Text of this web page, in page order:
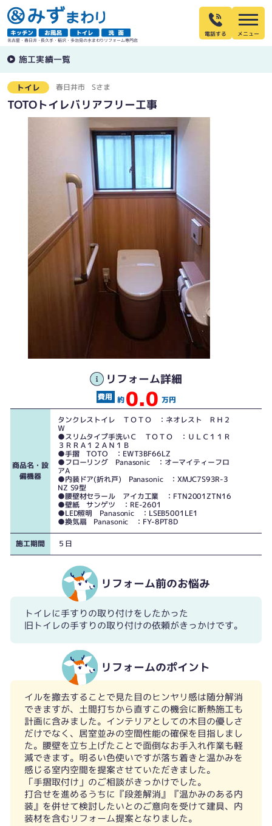
名古屋・春日井・長久手・稲沢・多治見の水まわりリフォーム専門店
電話する
施工実績一覧
トイレ 春日井市 Sさま
TOTOトイレバリアフリー工事
リフォーム詳細
約 0.0 万円
商品名・設
備機器
タンクレストイレ ＴＯＴＯ ：ネオレスト ＲＨ２
Ｗ
●スリムタイプ手洗いＣ ＴＯＴＯ ：ＵＬＣ１１Ｒ
３ＲＲＡ１２ＡＮ１Ｂ
●手摺 TOTO ：EWT3BF66LZ
●フローリング Panasonic ：オーマイティーフロ
アA
●内装ドア(折れ戸) Panasonic ：XMJC7S93R-3
NZ S9型
●腰壁材セラール アイカ工業 ：FTN2001ZTN16
●壁紙 サンゲツ ：RE-2601
●LED照明 Panasonic ：LSEB5001LE1
●換気扇 Panasonic ：FY-8PT8D
施工期間 ５日
リフォーム前のお悩み
トイレに手すりの取り付けをしたかった
旧トイレの手すりの取り付けの依頼がきっかけです。
リフォームのポイント
イルを撤去することで見た目のヒンヤリ感は随分解消
できますが、土間打ちから直すこの機会に断熱施工も
計画に含みました。インテリアとしての木目の優しさ
だけでなく、居室並みの空間性能の確保を目指しまし
た。腰壁を立ち上げたことで面倒なお手入れ作業も軽
減できます。明るい色使いですが落ち着きと温かみを
感じる室内空間を提案させていただきました。
「手摺取付け」のご相談がきっかけでした。
打合せを進めるうちに『段差解消』『温かみのある内
装』を併せて検討したいとのご意向を受けて建具、内
装材を含むリフォーム提案となりました。